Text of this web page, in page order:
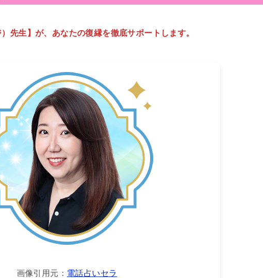
先生】が、あなたの復縁を徹底サポートします。
画像引用元： 電話占いセラ